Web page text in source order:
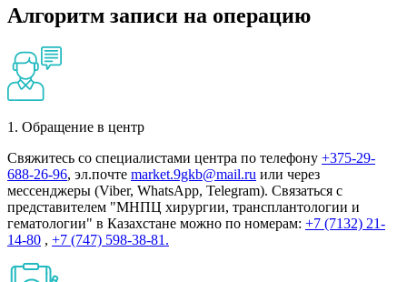
Алгоритм записи на операцию
1. Обращение в центр
Свяжитесь со специалистами центра по телефону +375-29-
688-26-96, эл.почте market.9gkb@mail.ru или через
мессенджеры (Viber, WhatsApp, Telegram). Связаться с
представителем "МНПЦ хирургии, трансплантологии и
гематологии" в Казахстане можно по номерам: +7 (7132) 21-
14-80 , +7 (747) 598-38-81.